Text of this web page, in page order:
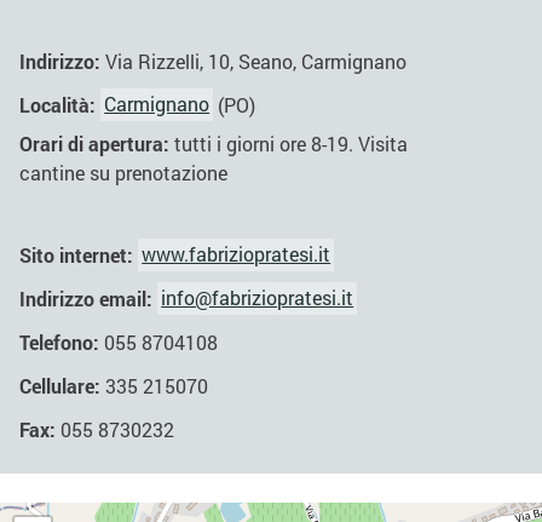
Indirizzo: Via Rizzelli, 10, Seano, Carmignano
Località: Carmignano (PO)
Orari di apertura: tutti i giorni ore 8-19. Visita
cantine su prenotazione
Sito internet: www.fabriziopratesi.it
Indirizzo email: info@fabriziopratesi.it
Telefono: 055 8704108
Cellulare: 335 215070
Fax: 055 8730232